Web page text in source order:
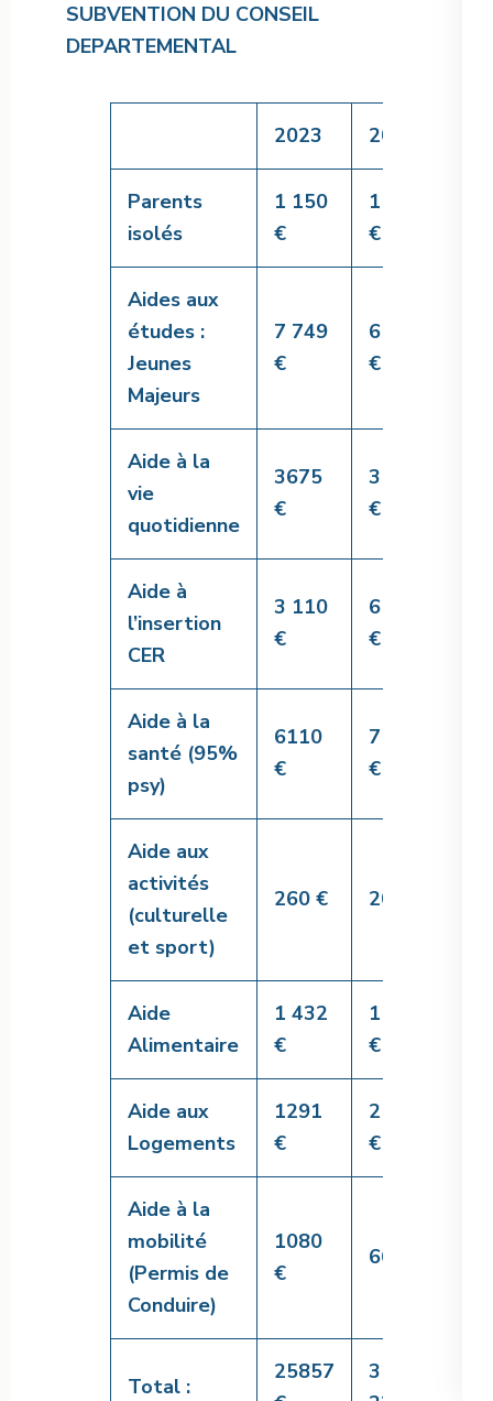
SUBVENTION DU CONSEIL
DEPARTEMENTAL
2023 2022
Parents
isolés
1 150
€
1 200
€
Aides aux
études :
Jeunes
Majeurs
7 749
€
6 805
€
Aide à la
vie
quotidienne
3675
€
3 204
€
Aide à
l’insertion
CER
3 110
€
6 802
€
Aide à la
santé (95%
psy)
6110
€
7 548
€
Aide aux
activités
(culturelle
et sport)
260 € 205 €
Aide
Alimentaire
1 432
€
1 972
€
Aide aux
Logements
1291
€
2 841
€
Aide à la
mobilité
(Permis de
Conduire)
1080
€
661 €
Total :
25857
31